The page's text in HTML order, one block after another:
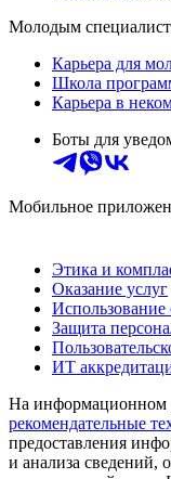
Молодым
Карьера для
Школа
Карьера в
Боты для
Мобильное
Этика и
Оказание услуг
Использование
Защита
ИТ
На информационном
рекомендательные
предоставления
и анализа сведений,